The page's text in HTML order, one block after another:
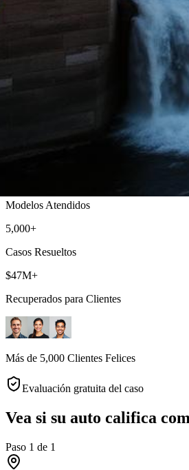
Spokane Abogados de
Obtenga un Reembolso o Reemplazo de
Modelos Atendidos
5,000+
Casos Resueltos
$47M+
Recuperados para Clientes
Más de 5,000 Clientes Felices
Evaluación gratuita del caso
Vea si su auto califica
Paso 1 de 1